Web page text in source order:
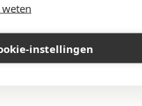
instellingen